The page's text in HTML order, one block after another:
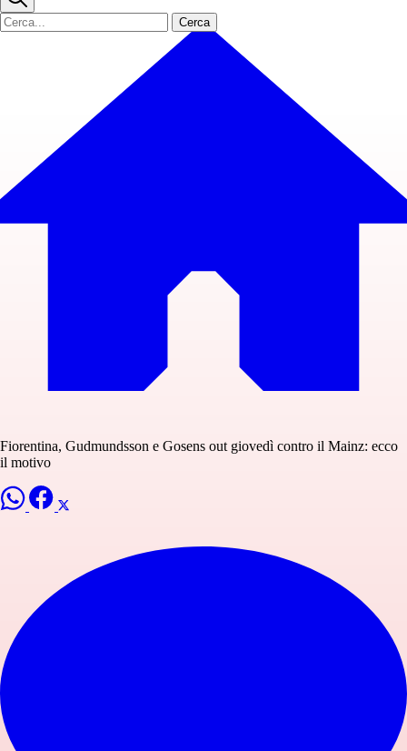
Cerca
Fiorentina, Gudmundsson e Gosens out giovedì contro il Mainz: ecco
il motivo